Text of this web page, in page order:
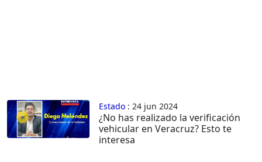
Estado : 24 jun 2024
¿No has realizado la verificación
vehicular en Veracruz? Esto te
interesa